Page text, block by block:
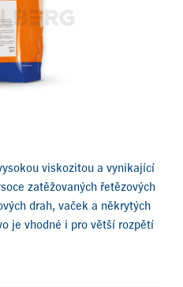
viskozitou a vynikající
zatěžovaných řetězových
drah, vaček a někrytých
je vhodné i pro větší rozpětí